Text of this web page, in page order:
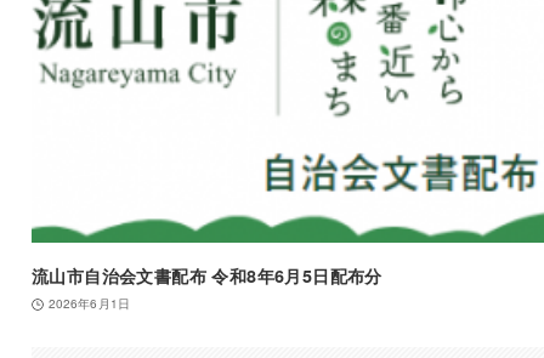
流山市自治会文書配布 令和8年6月5日配布分
2026年6月1日